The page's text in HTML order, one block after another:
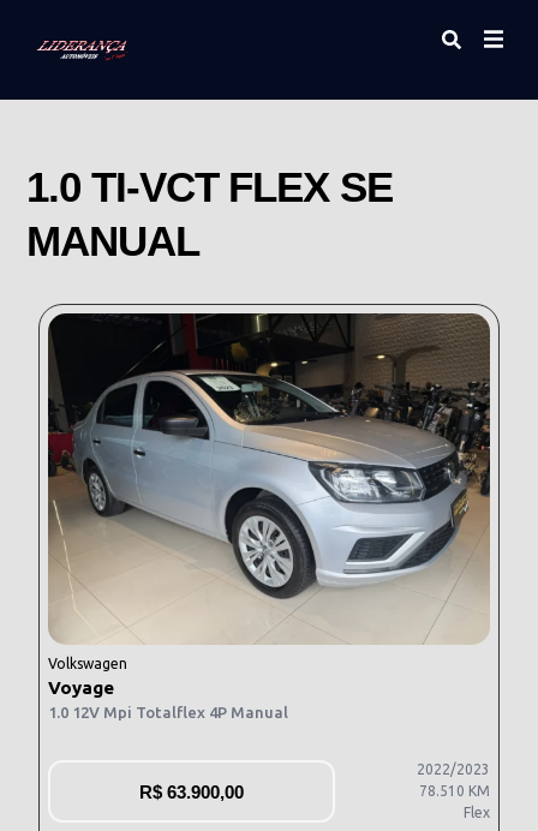
1.0 TI-VCT FLEX SE
MANUAL
Volkswagen
Voyage
1.0 12V Mpi Totalflex 4P Manual
R$ 63.900,00
2022/2023
78.510 KM
Flex